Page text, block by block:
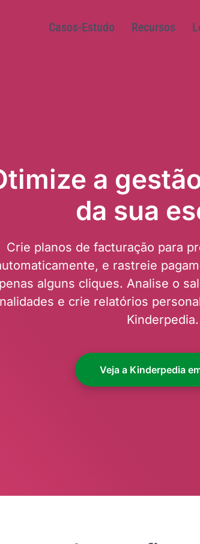
Características Casos-Estudo
a
da sua
Crie planos de facturação para
e rastreie
alguns cliques. Analise o
e crie relatórios
Kinderpedia.
Veja a Kinderpedia